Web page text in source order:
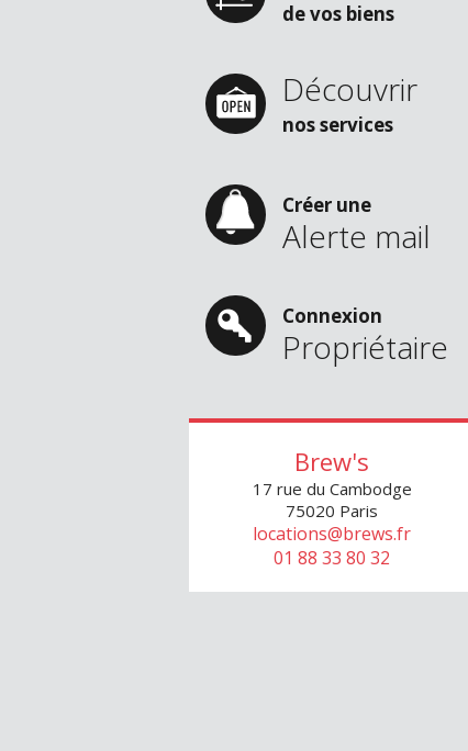
de vos biens
Découvrir
nos services
Créer une
Alerte mail
Connexion
Propriétaire
Brew's
17 rue du Cambodge
75020 Paris
locations@brews.fr
01 88 33 80 32